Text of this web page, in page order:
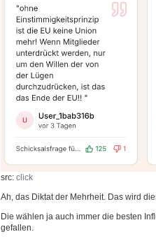
src: click
Ah, das Dik­tat der Mehr­heit. Das wird
Die wäh­len ja auch immer die bes­ten
gefallen.